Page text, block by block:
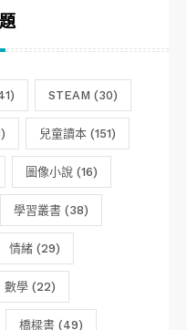
STEAM (30)
兒童讀本 (151)
圖像小說 (16)
學習叢書 (38)
情緒 (29)
數學 (22)
橋樑書 (49)